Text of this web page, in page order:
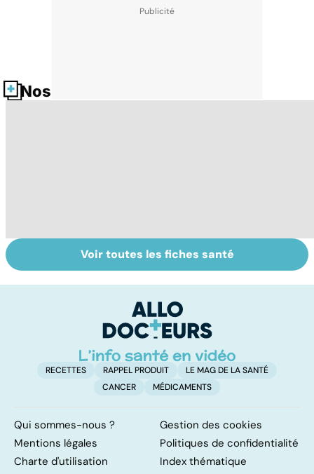
Nos fiches santé
Les agrumes et
leurs bienfaits
Le magnésium,
un oligo-élément
Voir toutes les fiches santé
RECETTES RAPPEL PRODUIT
LE MAG DE LA SANTÉ
CANCER
MÉDICAMENTS
Qui sommes-nous ?
Gestion des cookies
Mentions légales
Politiques de confidentialité
Charte d'utilisation
Index thématique